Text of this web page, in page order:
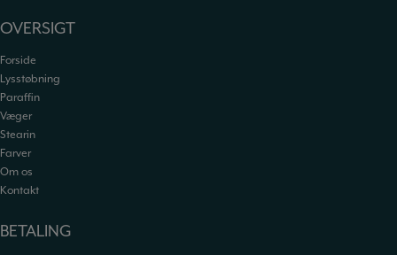
OVERSIGT
Forside
Lysstøbning
Paraffin
Væger
Stearin
Farver
Om os
Kontakt
BETALING